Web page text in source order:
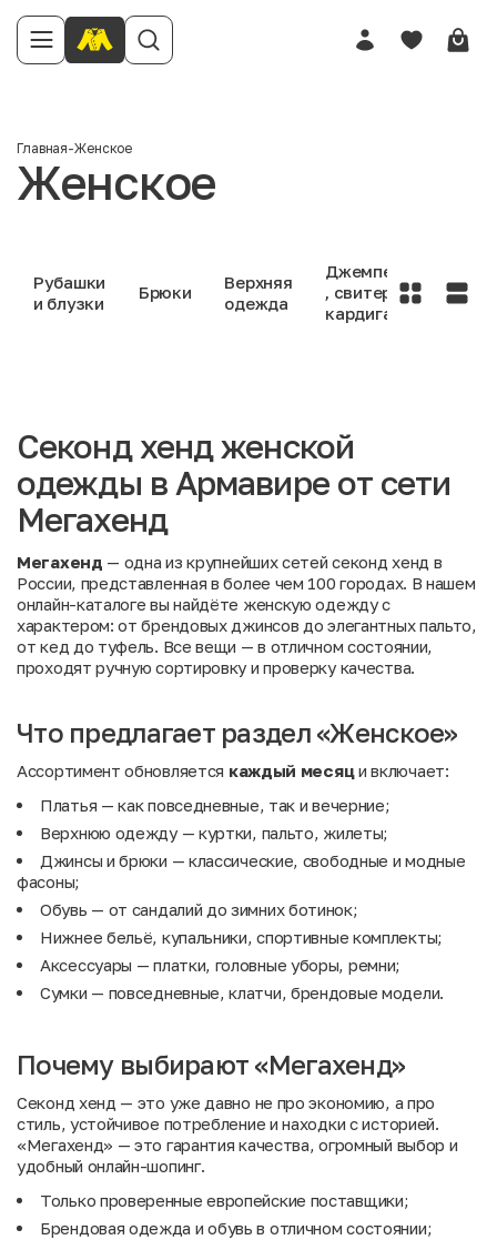
Главная-Женское
Женское
Рубашки
и блузки
Брюки
Верхняя
одежда
Джемперы
, свитеры ,
кардиганы
Секонд хенд женской
одежды в Армавире от сети
Мегахенд
Мегахенд — одна из крупнейших сетей секонд хенд в
России, представленная в более чем 100 городах. В нашем
онлайн-каталоге вы найдёте женскую одежду с
характером: от брендовых джинсов до элегантных пальто,
от кед до туфель. Все вещи — в отличном состоянии,
проходят ручную сортировку и проверку качества.
Что предлагает раздел «Женское»
Ассортимент обновляется каждый месяци включает:
Платья — как повседневные, так и вечерние;
Верхнюю одежду— куртки, пальто, жилеты;
Джинсы и брюки — классические, свободные и модные
фасоны;
Обувь — от сандалий до зимних ботинок;
Нижнее бельё, купальники, спортивные комплекты;
Аксессуары — платки, головные уборы, ремни;
Сумки — повседневные, клатчи, брендовые модели.
Почему выбирают «Мегахенд»
Секонд хенд — это уже давно не про экономию, а про
стиль, устойчивое потребление и находки с историей.
«Мегахенд» — это гарантия качества, огромный выбор и
удобный онлайн-шопинг.
Только проверенные европейские поставщики;
Брендовая одежда и обувь в отличном состоянии;